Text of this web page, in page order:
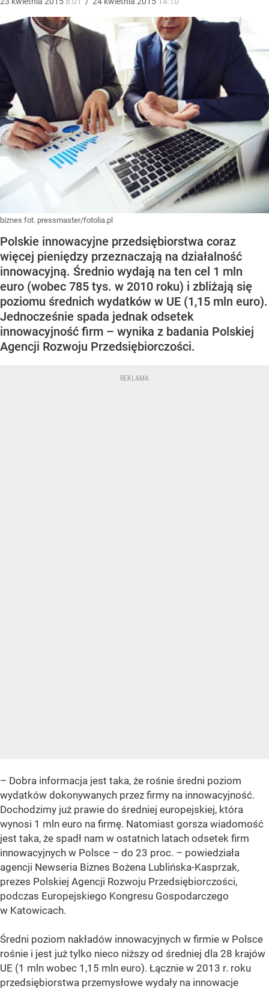
biznes fot. pressmaster/fotolia.pl
Polskie innowacyjne przedsiębiorstwa coraz
więcej pieniędzy przeznaczają na działalność
innowacyjną. Średnio wydają na ten cel 1 mln
euro (wobec 785 tys. w 2010 roku) i zbliżają się
poziomu średnich wydatków w UE (1,15 mln euro).
Jednocześnie spada jednak odsetek
innowacyjność firm – wynika z badania Polskiej
Agencji Rozwoju Przedsiębiorczości.
– Dobra informacja jest taka, że rośnie średni poziom
wydatków dokonywanych przez firmy na innowacyjność.
Dochodzimy już prawie do średniej europejskiej, która
wynosi 1 mln euro na firmę. Natomiast gorsza wiadomość
jest taka, że spadł nam w ostatnich latach odsetek firm
innowacyjnych w Polsce – do 23 proc. – powiedziała
agencji Newseria Biznes Bożena Lublińska-Kasprzak,
prezes Polskiej Agencji Rozwoju Przedsiębiorczości,
podczas Europejskiego Kongresu Gospodarczego
w Katowicach.
Średni poziom nakładów innowacyjnych w firmie w Polsce
rośnie i jest już tylko nieco niższy od średniej dla 28 krajów
UE (1 mln wobec 1,15 mln euro). Łącznie w 2013 r. roku
przedsiębiorstwa przemysłowe wydały na innowacje